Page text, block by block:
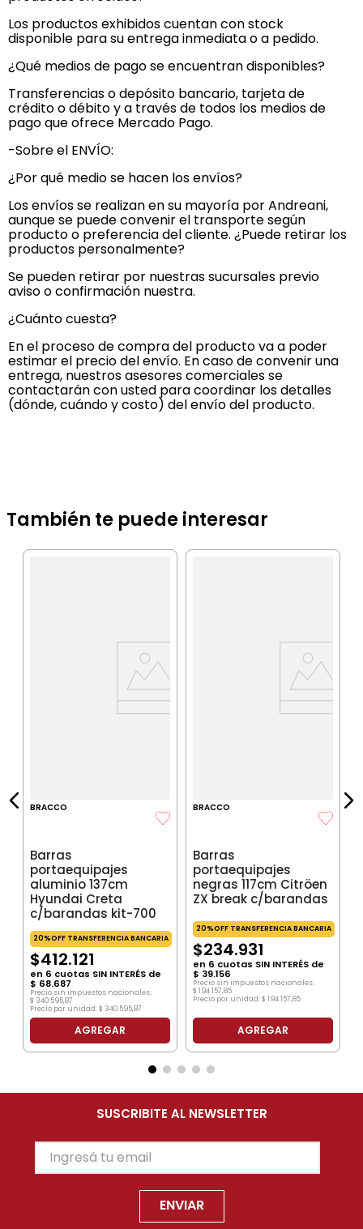
Los productos exhibidos cuentan con stock
disponible para su entrega inmediata o a pedido.
¿Qué medios de pago se encuentran disponibles?
Transferencias o depósito bancario, tarjeta de
crédito o débito y a través de todos los medios de
pago que ofrece Mercado Pago.
-Sobre el ENVÍO:
¿Por qué medio se hacen los envíos?
Los envíos se realizan en su mayoría por Andreani,
aunque se puede convenir el transporte según
producto o preferencia del cliente. ¿Puede retirar los
productos personalmente?
Se pueden retirar por nuestras sucursales previo
aviso o confirmación nuestra.
¿Cuánto cuesta?
En el proceso de compra del producto va a poder
estimar el precio del envío. En caso de convenir una
entrega, nuestros asesores comerciales se
contactarán con usted para coordinar los detalles
(dónde, cuándo y costo) del envío del producto.
También te puede interesar
BRACCO
Barras
portaequipajes
aluminio 137cm
Hyundai Creta
c/barandas kit-700
20%OFF TRANSFERENCIA BANCARIA
$412.121
en 6 cuotas SIN INTERÉS de
$ 68.687
Precio sin impuestos nacionales:
$ 340.595,87
Precio por unidad:$ 340.595,87
AGREGAR
BRACCO
Barras
portaequipajes
negras 117cm Citröen
ZX break c/barandas
20%OFF TRANSFERENCIA BANCARIA
$234.931
en 6 cuotas SIN INTERÉS de
$ 39.156
Precio sin impuestos nacionales:
$ 194.157,85
Precio por unidad:$ 194.157,85
AGREGAR
SUSCRIBITE AL NEWSLETTER
ENVIAR